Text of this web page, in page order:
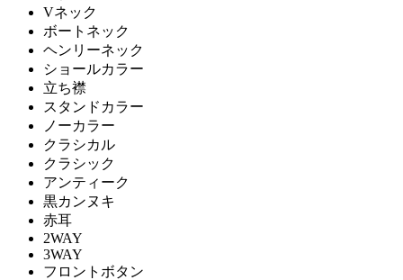
Vネック
ボートネック
ヘンリーネック
ショールカラー
立ち襟
スタンドカラー
ノーカラー
クラシカル
クラシック
アンティーク
黒カンヌキ
赤耳
2WAY
3WAY
フロントボタン